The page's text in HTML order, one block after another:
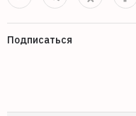
Подписаться